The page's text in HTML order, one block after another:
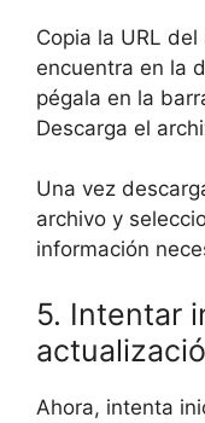
Copia la URL
encuentra en la
pégala en la
Descarga el
Una vez
archivo y
información
5. Intentar
Ahora, intenta